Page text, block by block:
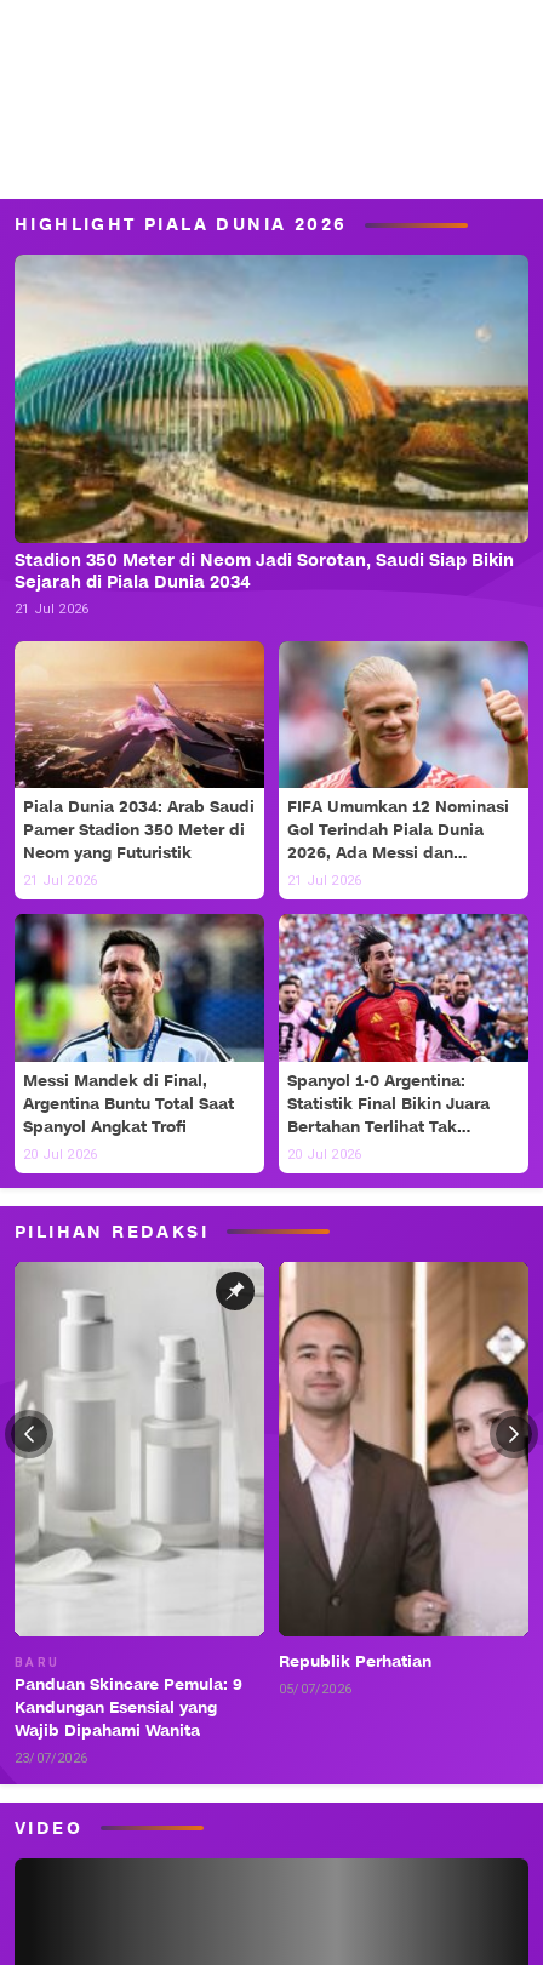
HIGHLIGHT PIALA DUNIA 2026
Stadion 350 Meter di Neom Jadi Sorotan, Saudi Siap Bikin
Sejarah di Piala Dunia 2034
21 Jul 2026
Piala Dunia 2034: Arab Saudi
Pamer Stadion 350 Meter di
Neom yang Futuristik
21 Jul 2026
FIFA Umumkan 12 Nominasi
Gol Terindah Piala Dunia
2026, Ada Messi dan
Haaland!
21 Jul 2026
Messi Mandek di Final,
Argentina Buntu Total Saat
Spanyol Angkat Trofi
20 Jul 2026
Spanyol 1-0 Argentina:
Statistik Final Bikin Juara
Bertahan Terlihat Tak
Berdaya
20 Jul 2026
PILIHAN REDAKSI
BARU
Panduan Skincare Pemula: 9
Kandungan Esensial yang
Wajib Dipahami Wanita
23/07/2026
Republik Perhatian
05/07/2026
VIDEO